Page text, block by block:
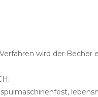
wird der